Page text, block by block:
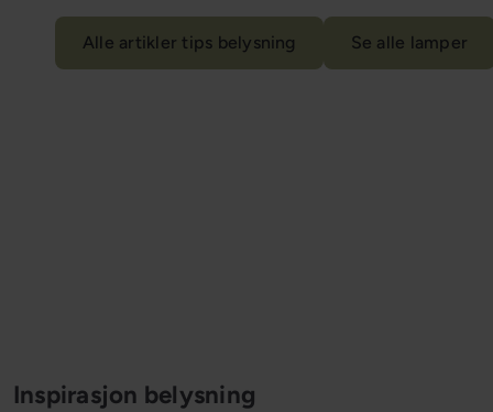
Alle artikler tips belysning Se alle lamper
Inspirasjon belysning